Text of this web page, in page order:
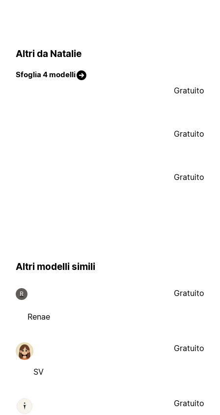
Altri da Natalie
Sfoglia 4 modelli
Gratuito
Gratuito
Gratuito
Altri modelli simili
R
Renae
Gratuito
SV
Gratuito
Gratuito